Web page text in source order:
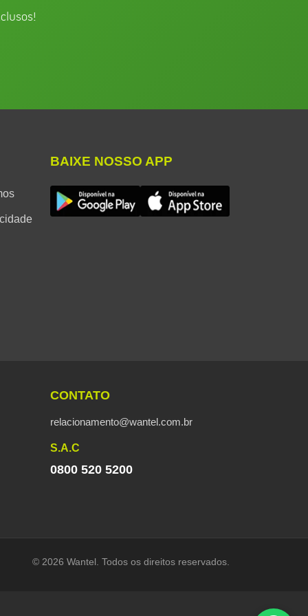
BAIXE NOSSO APP
CONTATO
relacionamento@wantel.com.br
S.A.C
0800 520 5200
© 2026 Wantel. Todos os direitos reservados.